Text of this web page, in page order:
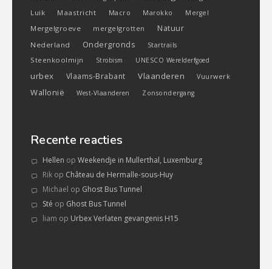
Luik
Maastricht Macro Marokko Mergel
Mergelgroeve mergelgrotten Natuur
Nederland Ondergronds Startrails
Steenkoolmijn Strobism UNESCO Werelderfgoed
urbex Vlaams-Brabant Vlaanderen Vuurwerk
Wallonië West-Vlaanderen Zonsondergang
Recente reacties
Hellen op Weekendje in Mullerthal, Luxemburg
Rik op Château de Hermalle-sous-Huy
Michael op Ghost Bus Tunnel
Sté op Ghost Bus Tunnel
liam op Urbex Verlaten gevangenis H15